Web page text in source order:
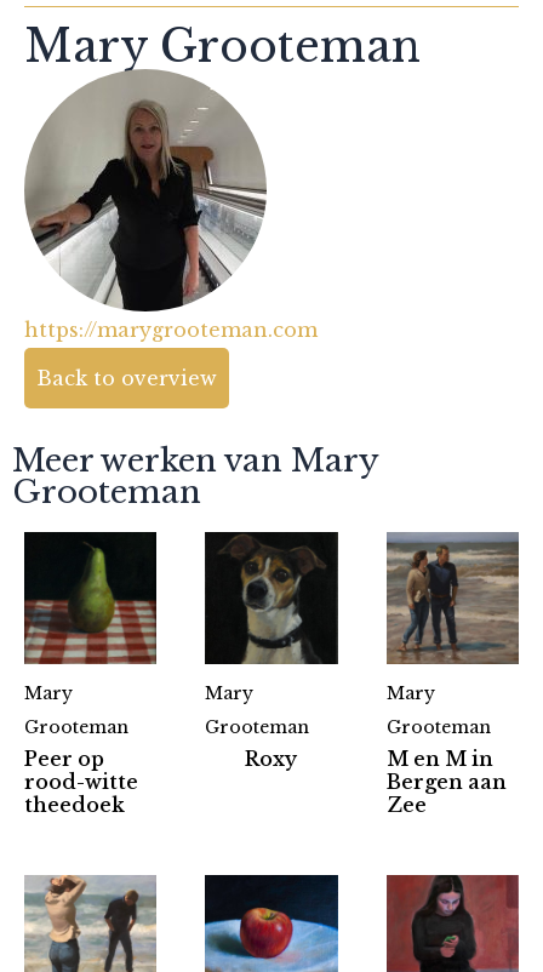
Mary Grooteman
https://marygrooteman.com
Back to overview
Meer werken van Mary
Grooteman
Mary
Grooteman
Peer op
rood-witte
theedoek
Mary
Grooteman
Roxy
Mary
Grooteman
M en M in
Bergen aan
Zee